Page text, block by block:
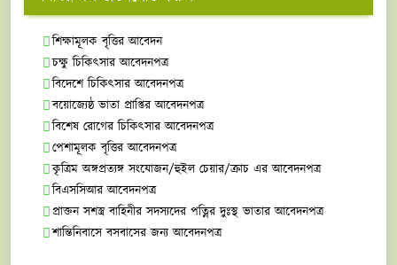
শিক্ষামূলক বৃত্তির আবেদন
চক্ষু চিকিৎসার আবেদনপত্র
বিদেশে চিকিৎসার আবেদনপত্র
বয়োজ্যেষ্ঠ ভাতা প্রাপ্তির আবেদনপত্র
বিশেষ রোগের চিকিৎসার আবেদনপত্র
পেশামূলক বৃত্তির আবেদনপত্র
কৃত্রিম অঙ্গপ্রত্যঙ্গ সংযোজন/হুইল চেয়ার/ক্রাচ এর আবেদনপত্র
বিএসসিআর আবেদনপত্র
প্রাক্তন সশস্ত্র বাহিনীর সদস্যদের পত্নির দুঃস্থ ভাতার আবেদনপত্র
শান্তিনিবাসে বসবাসের জন্য আবেদনপত্র